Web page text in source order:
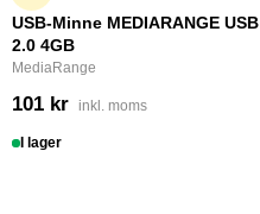
USB-Minne MEDIARANGE USB
2.0 4GB
MediaRange
101 kr inkl. moms
I lager